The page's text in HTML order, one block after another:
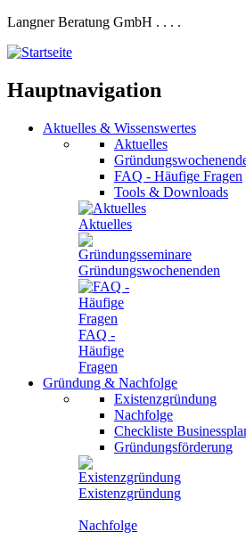
Langner Beratung GmbH . . . .
Hauptnavigation
Aktuelles & Wissenswertes
Aktuelles
FAQ - Häufige Fragen
Tools & Downloads
Aktuelles
Gründungswochenenden
FAQ -
Häufige
Fragen
Gründung & Nachfolge
Existenzgründung
Nachfolge
Checkliste
Gründungsförderung
Existenzgründung
Nachfolge